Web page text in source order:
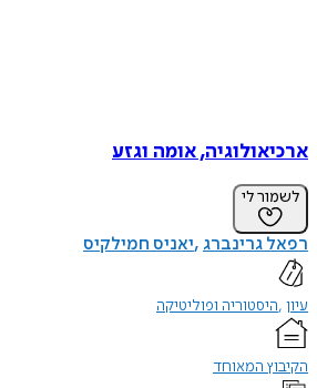
ארכיאולוגיה, אומה וגזע
לשמור לי
רפאל גרינברג יאניס חמילקיס
עיון היסטוריה ופוליטיקה
הקיבוץ המאוחד